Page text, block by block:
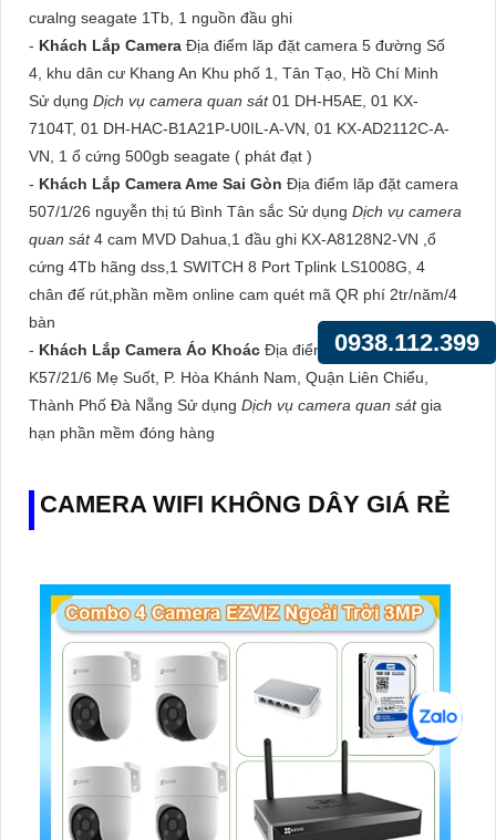
cưalng seagate 1Tb, 1 nguồn đầu ghi
- Khách Lắp Camera Địa điểm lăp đặt camera 5 đường Số
4, khu dân cư Khang An Khu phố 1, Tân Tạo, Hồ Chí Minh
Sử dụng Dịch vụ camera quan sát01 DH-H5AE, 01 KX-
7104T, 01 DH-HAC-B1A21P-U0IL-A-VN, 01 KX-AD2112C-A-
VN, 1 ổ cứng 500gb seagate ( phát đạt )
- Khách Lắp Camera Ame Sai Gòn Địa điểm lăp đặt camera
507/1/26 nguyễn thị tú Bình Tân sắc Sử dụng Dịch vụ camera
quan sát4 cam MVD Dahua,1 đầu ghi KX-A8128N2-VN ,ổ
cứng 4Tb hãng dss,1 SWITCH 8 Port Tplink LS1008G, 4
chân đế rút,phần mềm online cam quét mã QR phí 2tr/năm/4
bàn
- Khách Lắp Camera Áo Khoác Địa điểm lăp đặt camera
K57/21/6 Mẹ Suốt, P. Hòa Khánh Nam, Quận Liên Chiểu,
Thành Phố Đà Nẵng Sử dụng Dịch vụ camera quan sátgia
hạn phần mềm đóng hàng
CAMERA WIFI KHÔNG DÂY GIÁ RẺ
0938.112.399